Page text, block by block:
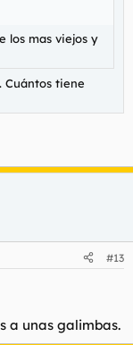
los mas viejos y
Cuántos tiene
#13
a unas galimbas.